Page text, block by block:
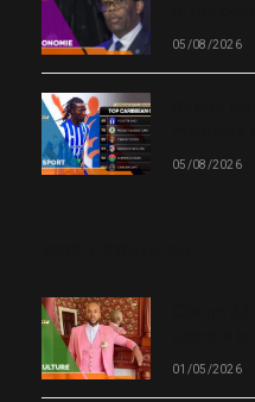
05/08/2026
05/08/2026
01/05/2026